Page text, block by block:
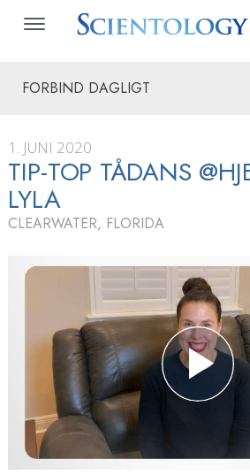
FORBIND DAGLIGT
1. JUNI 2020
TIP-TOP TÅDANS
LYLA
CLEARWATER, FLORIDA